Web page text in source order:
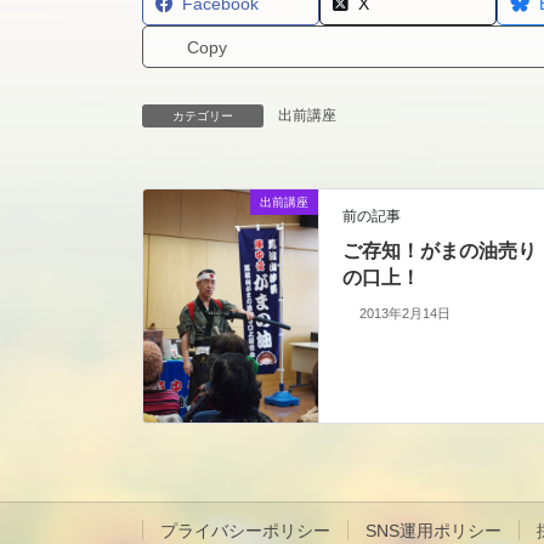
Facebook X
Copy
カテゴリー 出前講座
出前講座
前の記事
ご存知！がまの油売り
の口上！
2013年2月14日
プライバシーポリシー SNS運用ポリシー